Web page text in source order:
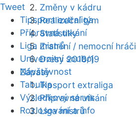
Změny v kádru
Realizační tým
Statistiky
Zranění / nemocní hráči
Dresy 2018/19
Zápasy
Tipsport extraliga
Přípravná utkání
Liga mistrů
Tweet
Tipsport extraliga
Přípravná utkání
Liga mistrů
Univerzitní souboj
Návštěvnost
Tabulka
Výsledkový servis
Rozlosování a info